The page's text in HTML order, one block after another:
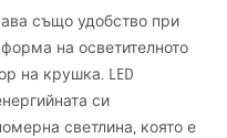
също удобство при
на осветителното
на крушка. LED
си
светлина, която е